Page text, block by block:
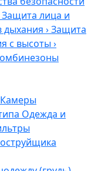
Защита лица и
дыхания ›Защита
с высоты ›
Камеры
Одежда и